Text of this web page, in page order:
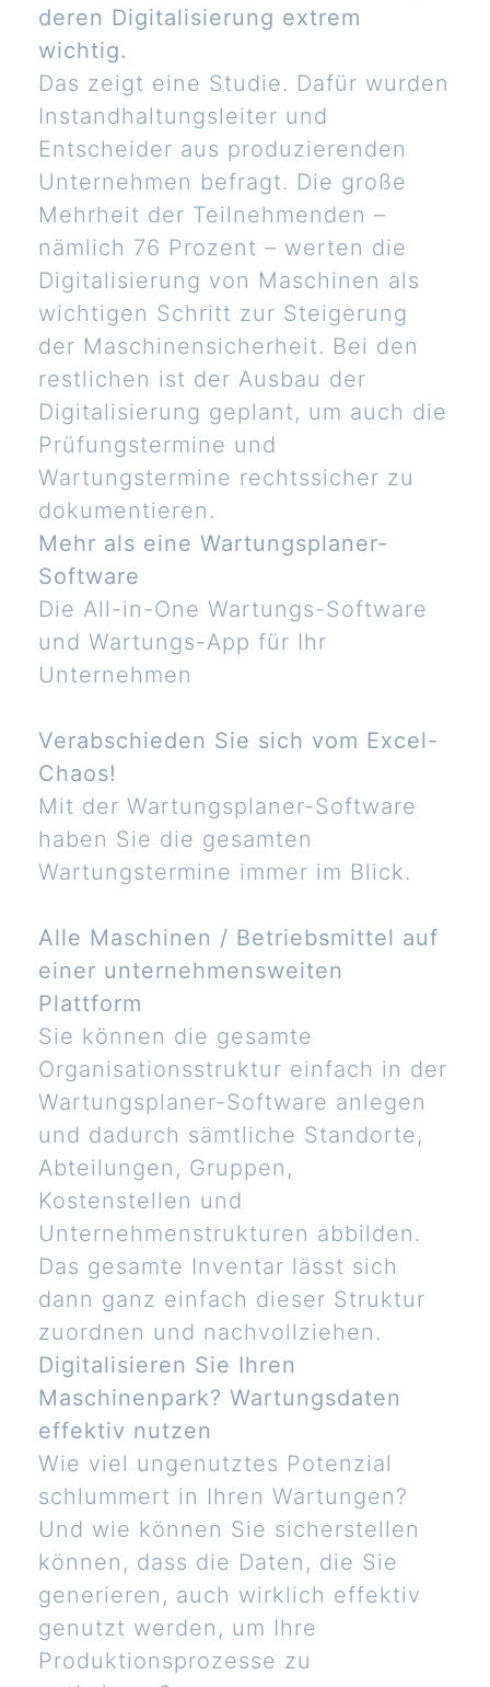
deren Digitalisierung extrem
wichtig.
Das zeigt eine Studie. Dafür wurden
Instandhaltungsleiter und
Entscheider aus produzierenden
Unternehmen befragt. Die große
Mehrheit der Teilnehmenden –
nämlich 76 Prozent – werten die
Digitalisierung von Maschinen als
wichtigen Schritt zur Steigerung
der Maschinensicherheit. Bei den
restlichen ist der Ausbau der
Digitalisierung geplant, um auch die
Prüfungstermine und
Wartungstermine rechtssicher zu
dokumentieren.
Mehr als eine Wartungsplaner-
Software
Die All-in-One Wartungs-Software
und Wartungs-App für Ihr
Unternehmen
Verabschieden Sie sich vom Excel-
Chaos!
Mit der Wartungsplaner-Software
haben Sie die gesamten
Wartungstermine immer im Blick.
Alle Maschinen / Betriebsmittel auf
einer unternehmensweiten
Plattform
Sie können die gesamte
Organisationsstruktur einfach in der
Wartungsplaner-Software anlegen
und dadurch sämtliche Standorte,
Abteilungen, Gruppen,
Kostenstellen und
Unternehmenstrukturen abbilden.
Das gesamte Inventar lässt sich
dann ganz einfach dieser Struktur
zuordnen und nachvollziehen.
Digitalisieren Sie Ihren
Maschinenpark? Wartungsdaten
effektiv nutzen
Wie viel ungenutztes Potenzial
schlummert in Ihren Wartungen?
Und wie können Sie sicherstellen
können, dass die Daten, die Sie
generieren, auch wirklich effektiv
genutzt werden, um Ihre
Produktionsprozesse zu